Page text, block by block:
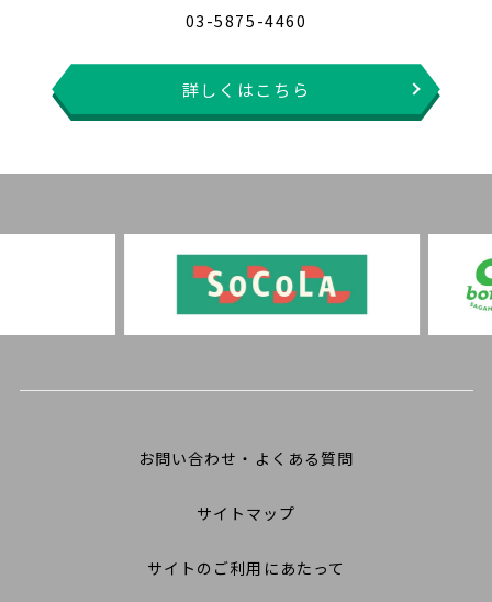
03-5875-4460
詳しくはこちら
お問い合わせ・よくある質問
サイトマップ
サイトのご利用にあたって